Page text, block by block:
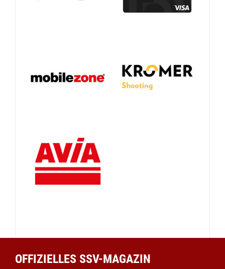
OFFIZIELLES SSV-MAGAZIN